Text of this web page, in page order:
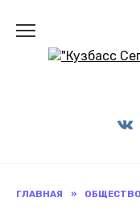
ГЛАВНАЯ » ОБЩЕСТВО